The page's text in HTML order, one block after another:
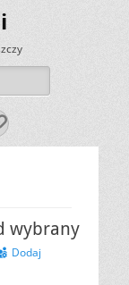
wybrany
Dodaj